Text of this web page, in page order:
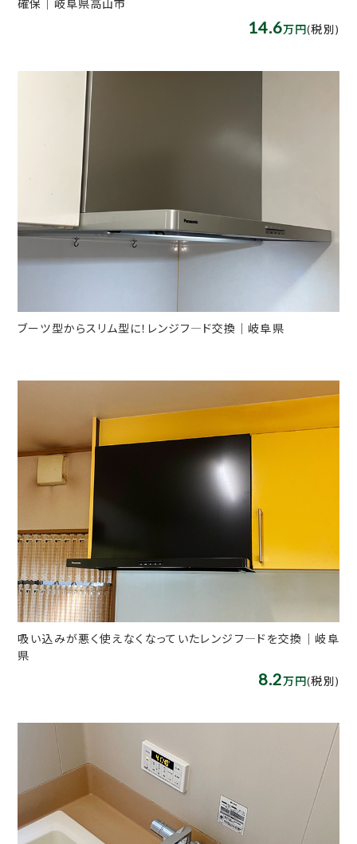
確保｜岐阜県高山市
14.6万円(税別)
ブーツ型からスリム型に！レンジフ―ド交換｜岐阜県
吸い込みが悪く使えなくなっていたレンジフ―ドを交換｜岐阜
県
8.2万円(税別)